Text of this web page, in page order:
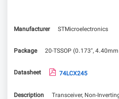
Manufacturer
STMicroelectronics
Package 20-TSSOP (0.173",
Datasheet 74LCX245
Description
Transceiver, Non-